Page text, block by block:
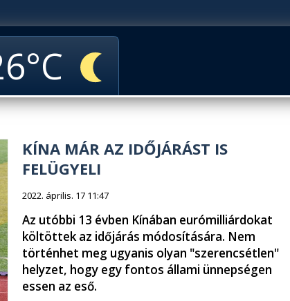
KÍNA MÁR AZ IDŐJÁRÁST IS
FELÜGYELI
2022. április. 17 11:47
Az utóbbi 13 évben Kínában eurómilliárdokat
költöttek az időjárás módosítására. Nem
történhet meg ugyanis olyan "szerencsétlen"
helyzet, hogy egy fontos állami ünnepségen
essen az eső.